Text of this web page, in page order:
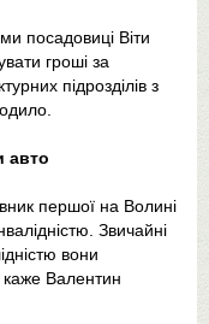
посадовиці Віти
гроші за
підрозділів з
авто
першої на Волині
Звичайні
вони
Валентин